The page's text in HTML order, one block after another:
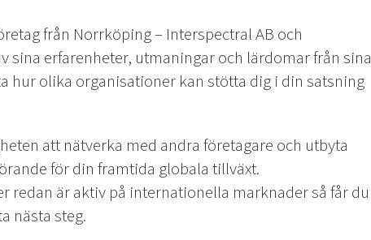
från Norrköping – Interspectral AB och
sina erfarenheter, utmaningar och lärdomar från sina
hur olika organisationer kan stötta dig i din satsning
att nätverka med andra företagare och utbyta
för din framtida globala tillväxt.
redan är aktiv på internationella marknader så får du
nästa steg.